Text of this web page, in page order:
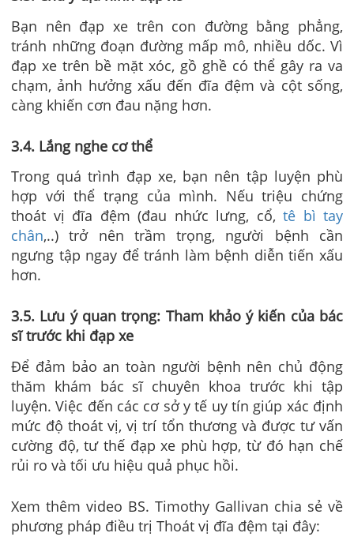
Bạn nên đạp xe trên con đường bằng phẳng,
tránh những đoạn đường mấp mô, nhiều dốc. Vì
đạp xe trên bề mặt xóc, gồ ghề có thể gây ra va
chạm, ảnh hưởng xấu đến đĩa đệm và cột sống,
càng khiến cơn đau nặng hơn.
3.4. Lắng nghe cơ thể
Trong quá trình đạp xe, bạn nên tập luyện phù
hợp với thể trạng của mình. Nếu triệu chứng
thoát vị đĩa đệm (đau nhức lưng, cổ, tê bì tay
chân,..) trở nên trầm trọng, người bệnh cần
ngưng tập ngay để tránh làm bệnh diễn tiến xấu
hơn.
3.5. Lưu ý quan trọng: Tham khảo ý kiến của bác
sĩ trước khi đạp xe
Để đảm bảo an toàn người bệnh nên chủ động
thăm khám bác sĩ chuyên khoa trước khi tập
luyện. Việc đến các cơ sở y tế uy tín giúp xác định
mức độ thoát vị, vị trí tổn thương và được tư vấn
cường độ, tư thế đạp xe phù hợp, từ đó hạn chế
rủi ro và tối ưu hiệu quả phục hồi.
Xem thêm video BS. Timothy Gallivan chia sẻ về
phương pháp điều trị Thoát vị đĩa đệm tại đây: